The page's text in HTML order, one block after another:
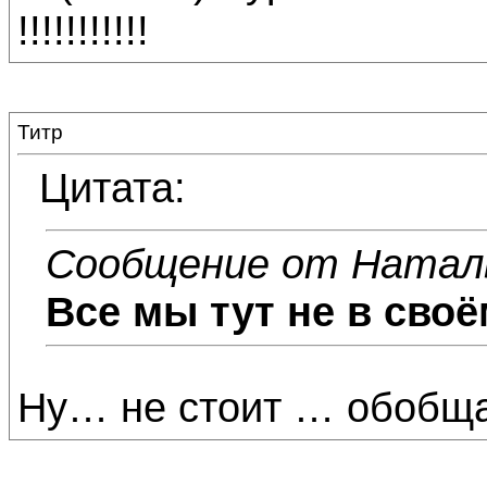
!!!!!!!!!!!
Титр
Цитата:
Сообщение от
Все мы тут не в
Ну… не стоит …